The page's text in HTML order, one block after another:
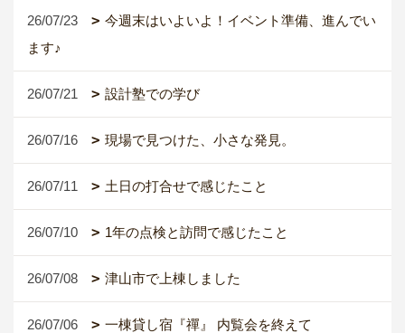
26/07/23
今週末はいよいよ！イベント準備、進んでい
ます♪
26/07/21 設計塾での学び
26/07/16 現場で見つけた、小さな発見。
26/07/11 土日の打合せで感じたこと
26/07/10 1年の点検と訪問で感じたこと
26/07/08 津山市で上棟しました
26/07/06 一棟貸し宿『禪』 内覧会を終えて